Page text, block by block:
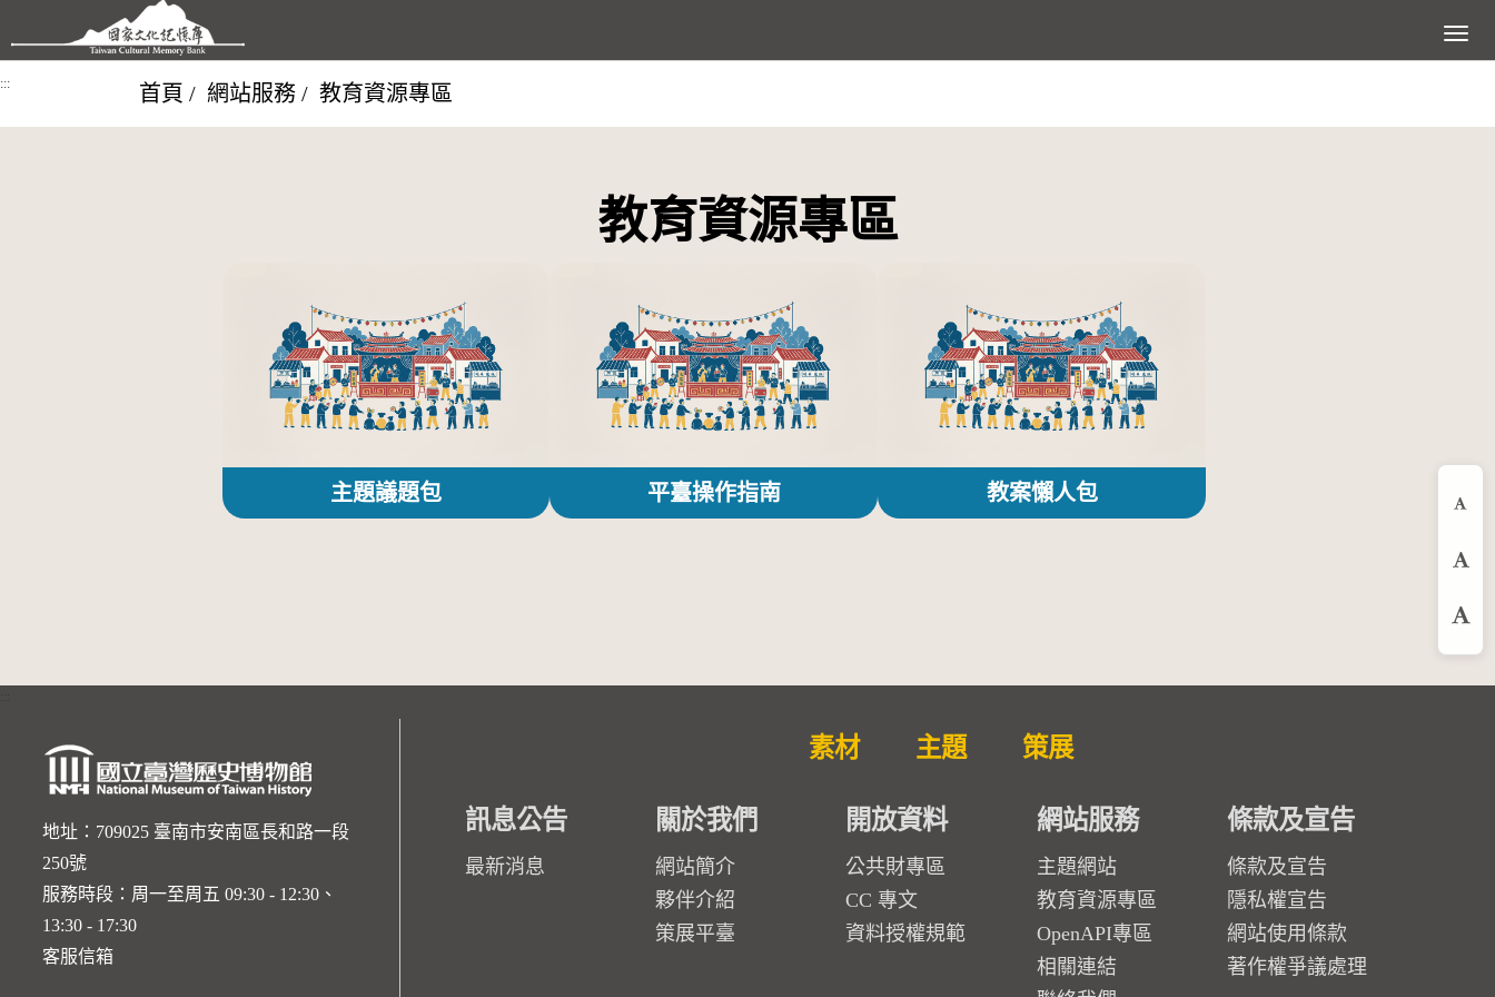
跳到主要內容區塊 展開選
::: 首頁 網站服務 教育資源專區
教育資源專區
主題議題包 平臺操作指南 教案懶人包
放
地址：709025 臺南市安南區長和路一段
250號
服務時段：周一至周五 09:30 - 12:30、
13:30 - 17:30
客服信箱
素材 主題 策展
訊息公告
最新消息
關於我們
網站簡介
夥伴介紹
策展平臺
開放資料
公共財專區
CC 專文
資料授權規範
網站服務
主題網站
教育資源專區
OpenAPI專區
相關連結
條款及宣告
條款及宣告
隱私權宣告
網站使用條款
著作權爭議處理